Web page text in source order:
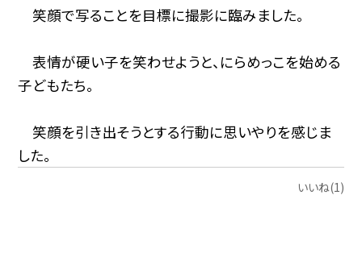
笑顔で写ることを目標に撮影に臨みました。
表情が硬い子を笑わせようと、にらめっこを始める
子どもたち。
笑顔を引き出そうとする行動に思いやりを感じま
した。
いいね(1)